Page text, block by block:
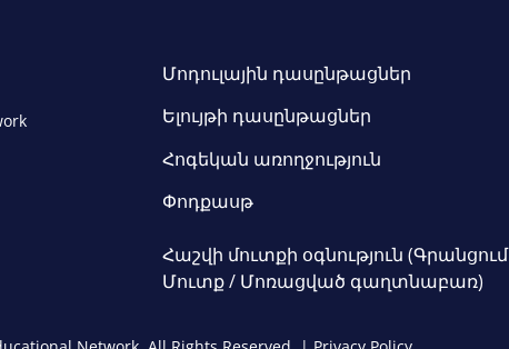
Մոդուլային դասընթացներ
Ելույթի դասընթացներ
Հոգեկան առողջություն
Փոդքասթ
Հաշվի մուտքի օգնություն
Մուտք / Մոռացված գաղտնաբառ)